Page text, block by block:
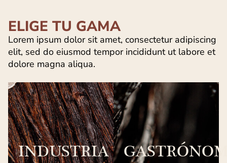
ELIGE TU GAMA
Lorem ipsum dolor sit amet, consectetur adipiscing
elit, sed do eiusmod tempor incididunt ut labore et
dolore magna aliqua.
INDUSTRIA